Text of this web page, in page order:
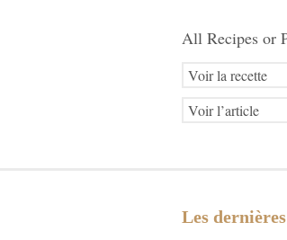
All Recipes or
Voir la recette
Voir l’article
Les